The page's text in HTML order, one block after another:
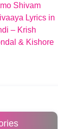
Shivam
Lyrics in
– Krish
& Kishore